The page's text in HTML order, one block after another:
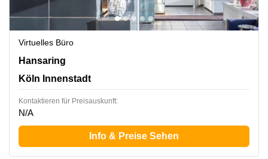
Virtuelles Büro
Hansaring 61, Köln Innenstadt
Hansaring
Köln Innenstadt
Kontaktieren für Preisauskunft:
N/A
Info & Preise Sehen